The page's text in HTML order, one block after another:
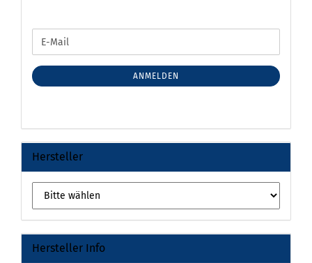
ZUR
ANMELDUNG
E-
Mail
ANMELDEN
Hersteller
Hersteller Info